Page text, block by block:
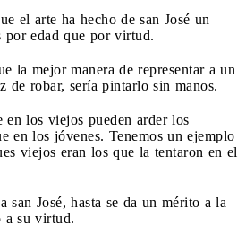
el arte ha hecho de san José un
por edad que por virtud.
la mejor manera de representar a un
de robar, sería pintarlo sin manos.
los viejos pueden arder los
en los jóvenes. Tenemos un ejemplo
viejos eran los que la tentaron en el
san José, hasta se da un mérito a la
a su virtud.